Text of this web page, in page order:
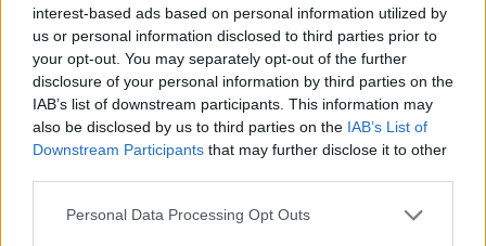
interest-based ads based on personal information utilized by
us or personal information disclosed to third parties prior to
your opt-out. You may separately opt-out of the further
disclosure of your personal information by third parties on the
IAB’s list of downstream participants. This information may
also be disclosed by us to third parties on the IAB’s List of
Downstream Participants that may further disclose it to other
Personal Data Processing Opt Outs
0 réactions
Carteol
10/03/2016 | Femme | 50
cartéolol (10mg/ml)
Glaucome
Efficacité